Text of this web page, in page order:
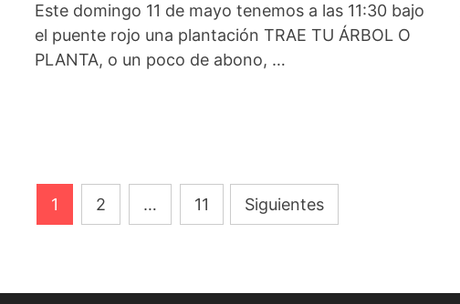
Este domingo 11 de mayo tenemos a las 11:30 bajo
el puente rojo una plantación TRAE TU ÁRBOL O
PLANTA, o un poco de abono, …
Paginación
de
1 2 … 11 Siguientes